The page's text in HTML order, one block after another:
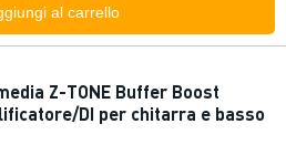
al carrello
Z-TONE Buffer Boost
DI per chitarra e basso